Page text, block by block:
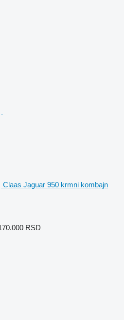
Claas Jaguar 950 krmni kombajn
RSD